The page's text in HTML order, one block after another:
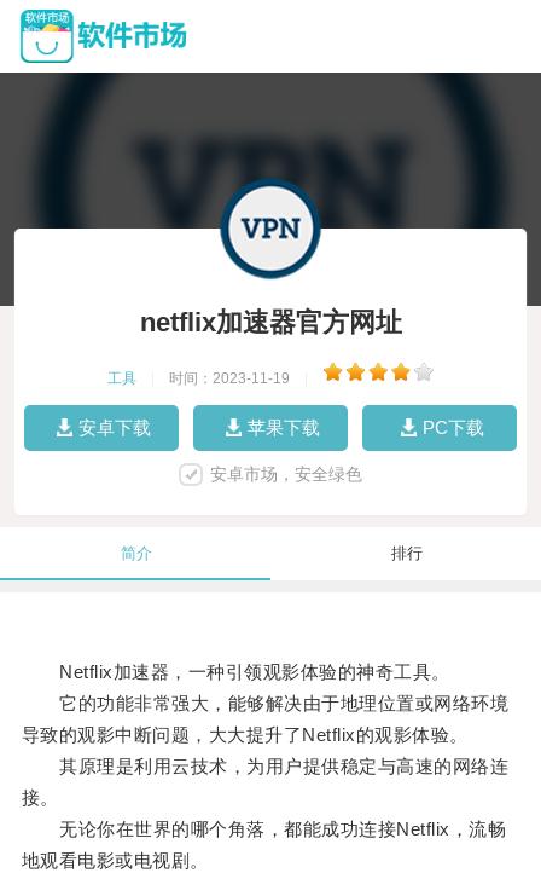
netflix加速器官方网址
工具 时间：2023-11-19
安卓下载 苹果下载 PC下载
安卓市场，安全绿色
简介 排行
Netflix加速器，一种引领观影体验的神奇工具。
它的功能非常强大，能够解决由于地理位置或网络环境
导致的观影中断问题，大大提升了Netflix的观影体验。
其原理是利用云技术，为用户提供稳定与高速的网络连
接。
无论你在世界的哪个角落，都能成功连接Netflix，流畅
地观看电影或电视剧。